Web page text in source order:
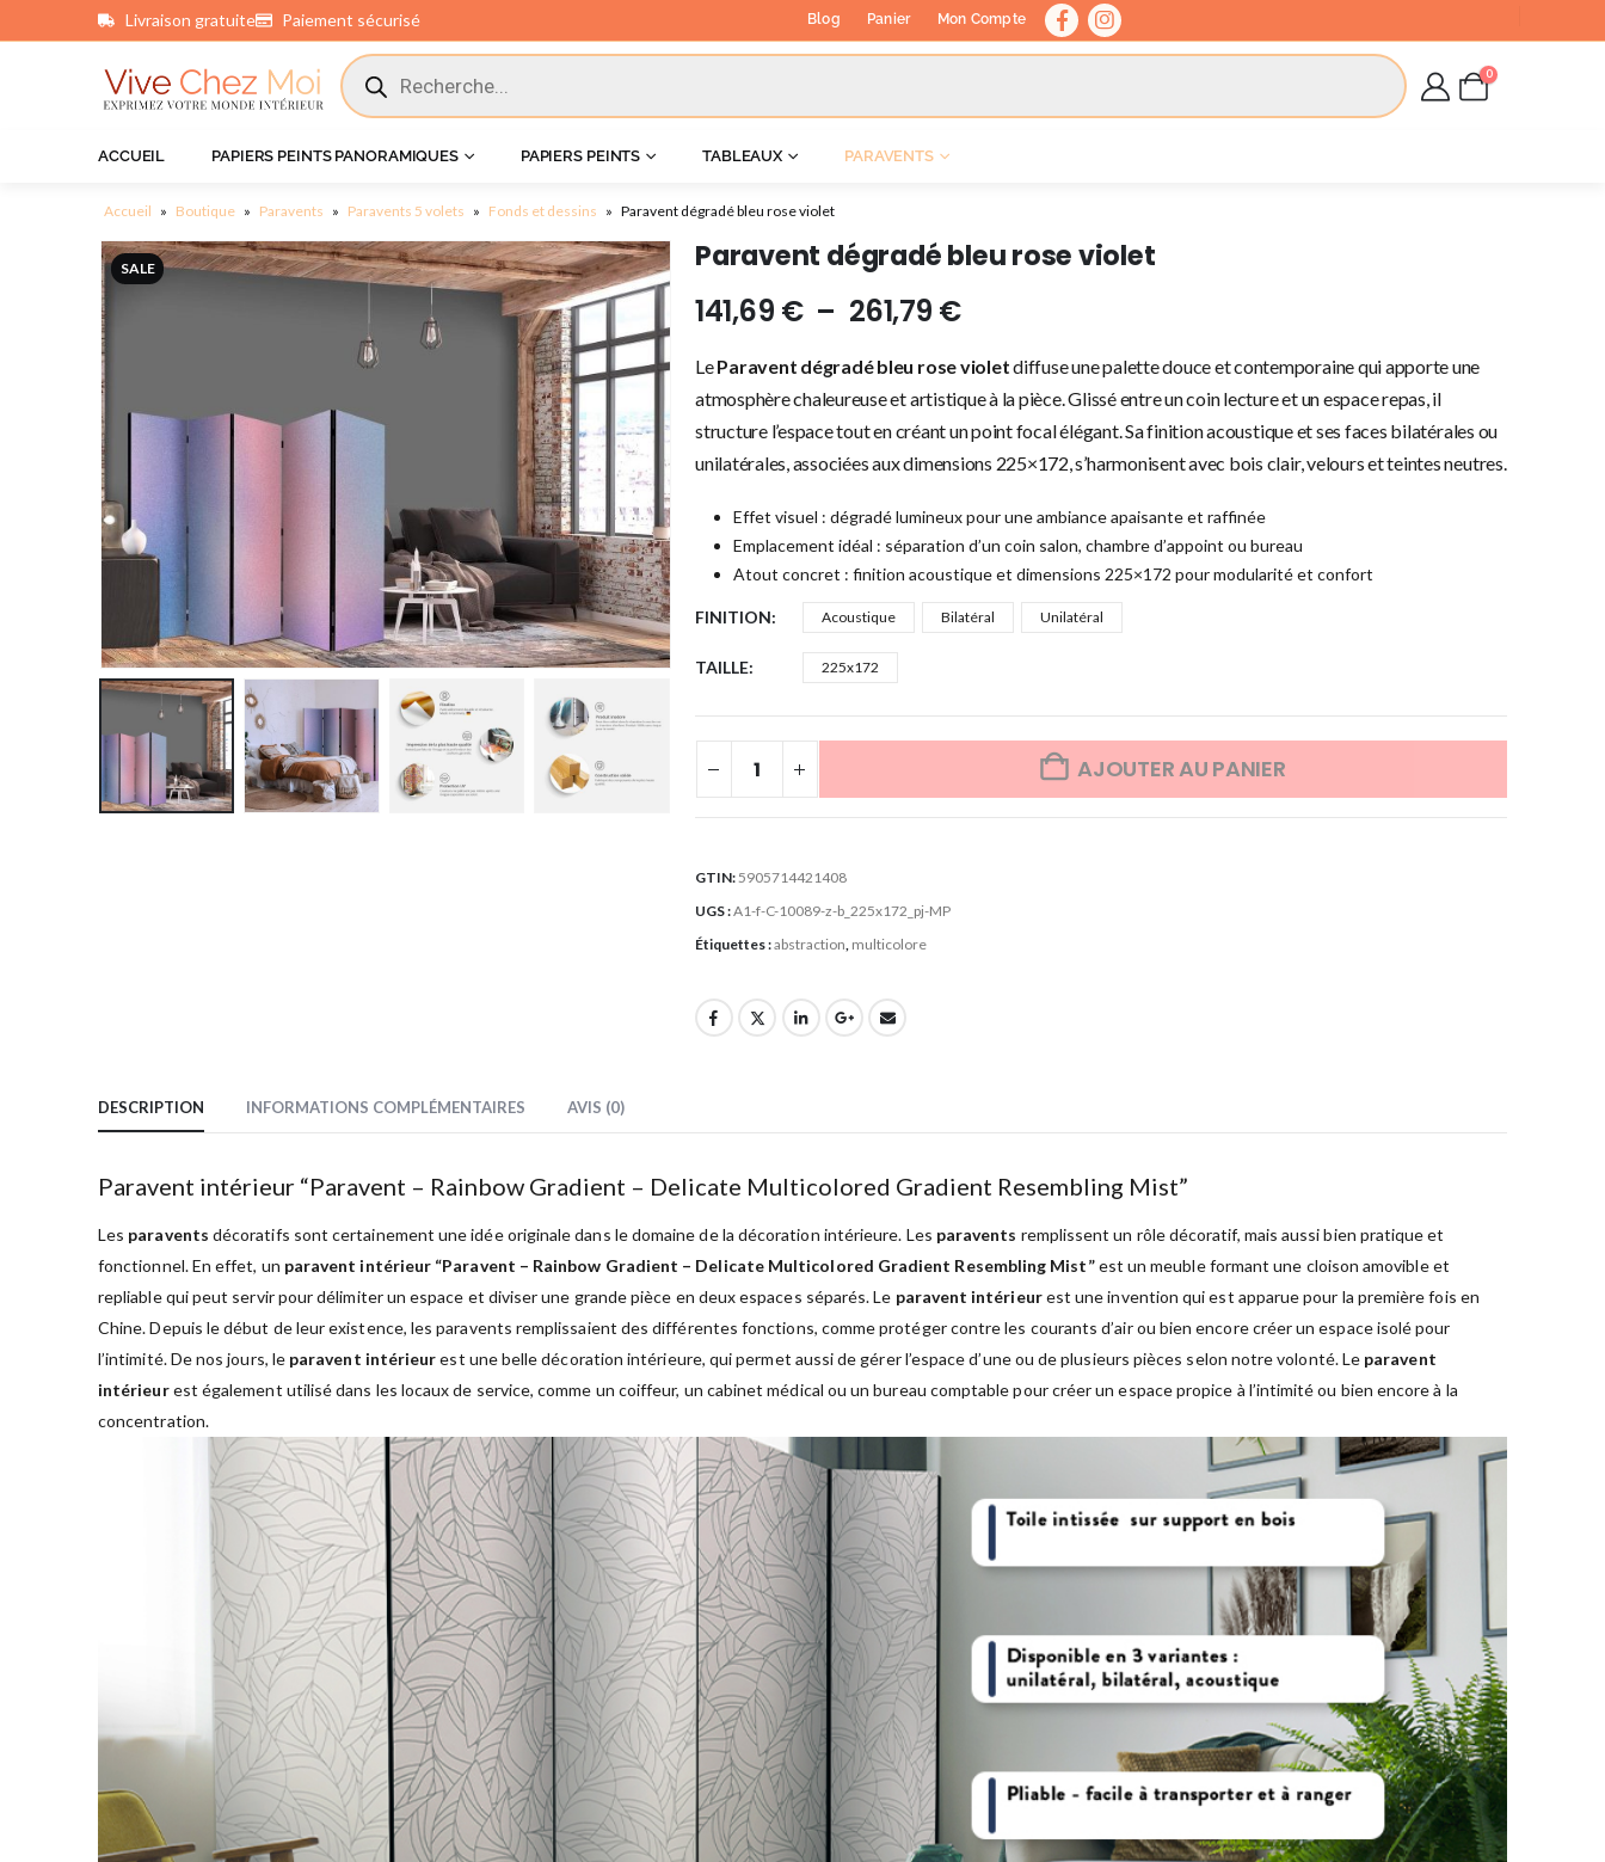
Livraison gratuite Paiement sécurisé Blog Panier Mon Compte
0
ACCUEIL PAPIERS PEINTS PANORAMIQUES PAPIERS PEINTS TABLEAUX PARAVENTS
Accueil » Boutique » Paravents » Paravents 5 volets » Fonds et dessins » Paravent dégradé bleu rose violet
SALE Paravent dégradé bleu rose violet
141,69 € – 261,79 €
LeParavent dégradé bleu rose violetdiffuse une palette douce et contemporaine qui apporte une
atmosphère chaleureuse et artistique à la pièce. Glissé entre un coin lecture et un espace repas, il
structure l’espace tout en créant un point focal élégant. Sa finition acoustique et ses faces bilatérales ou
unilatérales, associées aux dimensions 225×172, s’harmonisent avec bois clair, velours et teintes neutres.
Effet visuel : dégradé lumineux pour une ambiance apaisante et raffinée
Emplacement idéal : séparation d’un coin salon, chambre d’appoint ou bureau
Atout concret : finition acoustique et dimensions 225×172 pour modularité et confort
FINITION Acoustique Bilatéral Unilatéral
TAILLE 225x172
AJOUTER AU PANIER
GTIN: 5905714421408
UGS :A1-f-C-10089-z-b_225x172_pj-MP
Étiquettes :abstraction multicolore
DESCRIPTION INFORMATIONS COMPLÉMENTAIRES AVIS (0)
Paravent intérieur “Paravent – Rainbow Gradient – Delicate Multicolored Gradient Resembling Mist”
Les paravents décoratifs sont certainement une idée originale dans le domaine de la décoration intérieure. Les paravents remplissent un rôle décoratif, mais aussi bien pratique et
fonctionnel. En effet, un paravent intérieur “Paravent – Rainbow Gradient – Delicate Multicolored Gradient Resembling Mist”est un meuble formant une cloison amovible et
repliable qui peut servir pour délimiter un espace et diviser une grande pièce en deux espaces séparés. Le paravent intérieurest une invention qui est apparue pour la première fois en
Chine. Depuis le début de leur existence, les paravents remplissaient des différentes fonctions, comme protéger contre les courants d’air ou bien encore créer un espace isolé pour
l’intimité. De nos jours, le paravent intérieurest une belle décoration intérieure, qui permet aussi de gérer l’espace d’une ou de plusieurs pièces selon notre volonté. Le paravent
intérieurest également utilisé dans les locaux de service, comme un coiffeur, un cabinet médical ou un bureau comptable pour créer un espace propice à l’intimité ou bien encore à la
concentration.